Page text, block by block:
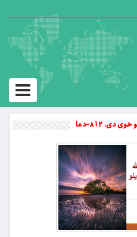
Toggle
دی. ۸۱۲-دعا